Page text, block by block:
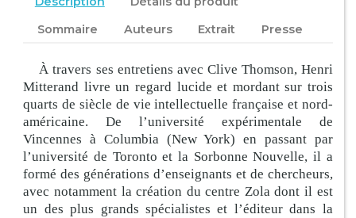
Sommaire
Auteurs Extrait Presse
À travers ses entretiens avec Clive Thomson, Henri
Mitterand livre un regard lucide et mordant sur trois
quarts de siècle de vie intellectuelle française et nord-
américaine. De l’université expérimentale de
Vincennes à Columbia (New York) en passant par
l’université de Toronto et la Sorbonne Nouvelle, il a
formé des générations d’enseignants et de chercheurs,
avec notamment la création du centre Zola dont il est
un des plus grands spécialistes et l’éditeur dans la